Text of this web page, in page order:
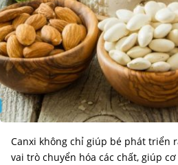
Canxi không chỉ giúp bé phát triển
vai trò chuyển hóa các chất, giúp